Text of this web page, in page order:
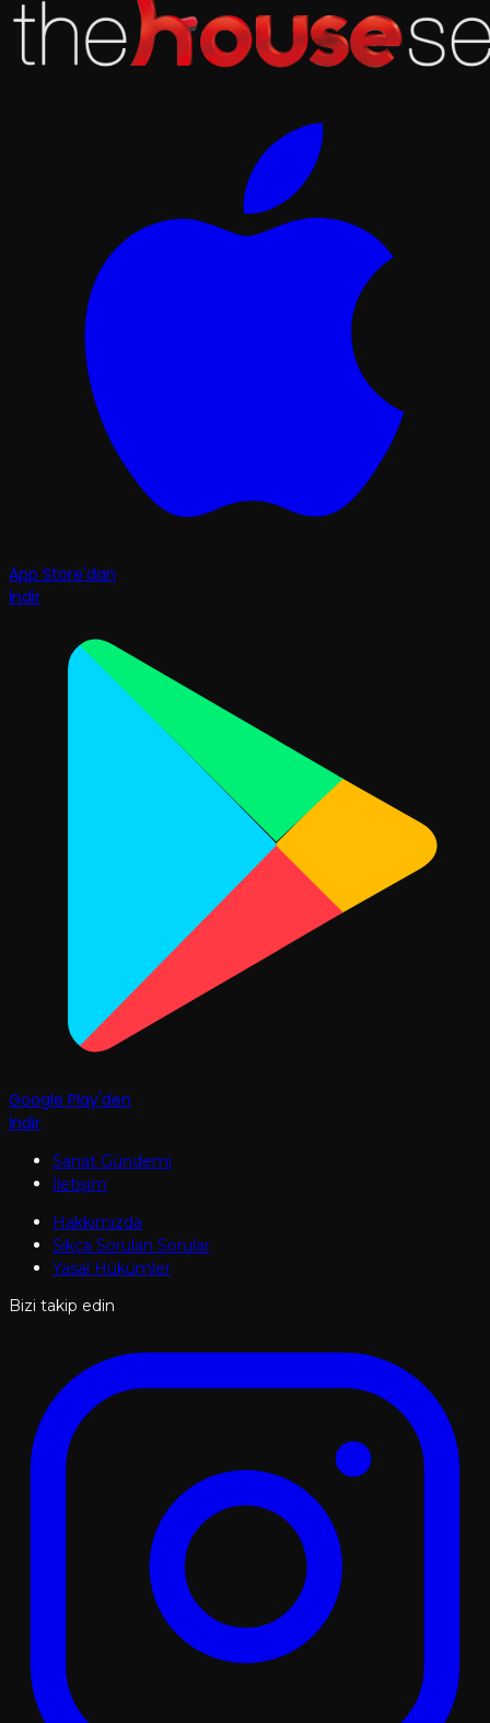
App Store'dan
İndir
Google Play'den
İndir
Sanat Gündemi
İletişim
Hakkımızda
Sıkça Sorulan Sorular
Yasal Hükümler
Bizi takip edin